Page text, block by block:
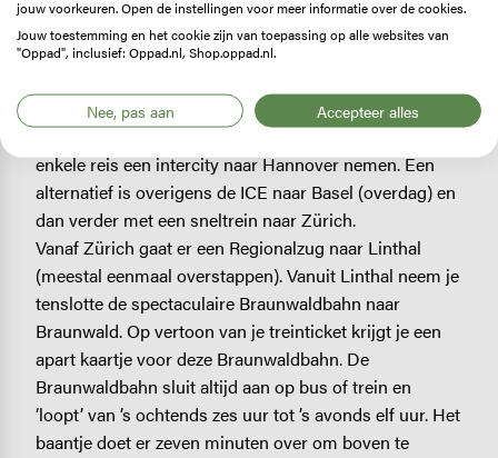
moment van boeking (zes maanden van tevoren is
mogelijk) en het moment van reizen. Toeslag couchette
Nightjet vind je op
Nightjet of www.nshispeed.nl, T:
(0900) 92 96. Vanuit Amsterdam kun je voor ca. € 30,-
enkele reis een intercity naar Hannover nemen. Een
alternatief is overigens de ICE naar Basel (overdag) en
dan verder met een sneltrein naar Zürich.
Vanaf Zürich gaat er een Regionalzug naar Linthal
(meestal eenmaal overstappen). Vanuit Linthal neem je
tenslotte de spectaculaire Braunwaldbahn naar
Braunwald. Op vertoon van je treinticket krijgt je een
apart kaartje voor deze Braunwaldbahn. De
Braunwaldbahn sluit altijd aan op bus of trein en
‘loopt’ van ’s ochtends zes uur tot ’s avonds elf uur. Het
baantje doet er zeven minuten over om boven te
jouw voorkeuren. Open de instellingen voor meer informatie over de cookies.
Jouw toestemming en het cookie zijn van toepassing op alle websites van
"Oppad", inclusief: Oppad.nl, Shop.oppad.nl.
Nee, pas aan Accepteer alles